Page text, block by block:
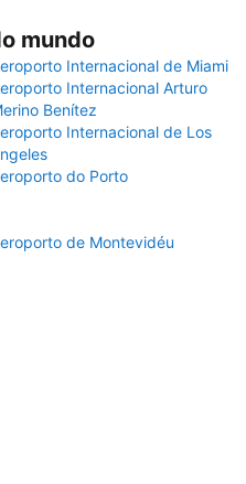
mundo
Internacional de Miami
Internacional Arturo
Benítez
Internacional de Los
do Porto
de Montevidéu